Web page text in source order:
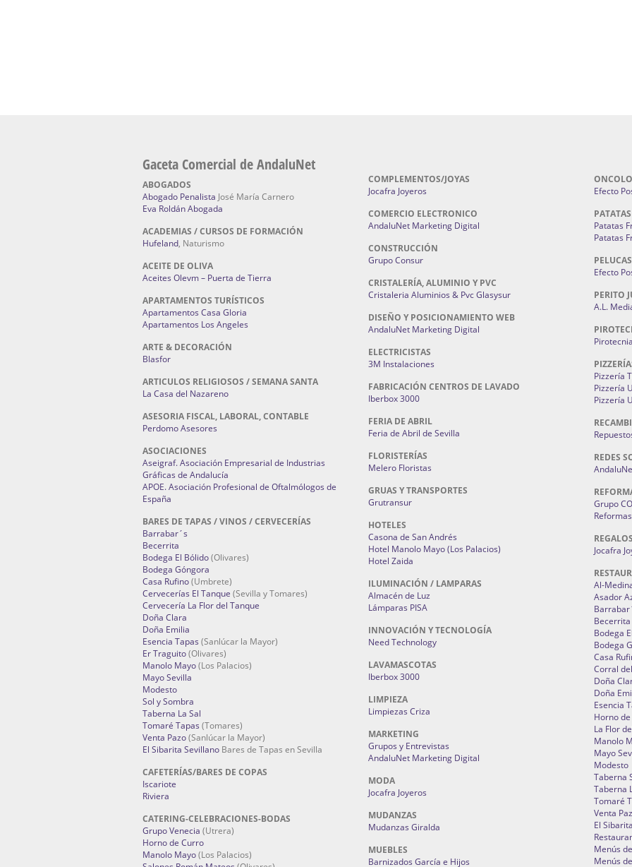
Gaceta Comercial de AndaluNet
ABOGADOS
Abogado Penalista José María Carnero
Eva Roldán Abogada
ACADEMIAS / CURSOS DE FORMACIÓN
Hufeland, Naturismo
ACEITE DE OLIVA
Aceites Olevm – Puerta de Tierra
APARTAMENTOS TURÍSTICOS
Apartamentos Casa Gloria
Apartamentos Los Angeles
ARTE & DECORACIÓN
Blasfor
ARTICULOS RELIGIOSOS / SEMANA SANTA
La Casa del Nazareno
ASESORIA FISCAL, LABORAL, CONTABLE
Perdomo Asesores
ASOCIACIONES
Aseigraf. Asociación Empresarial de Industrias
Gráficas de Andalucía
APOE. Asociación Profesional de Oftalmólogos de
España
BARES DE TAPAS / VINOS / CERVECERÍAS
Barrabar´s
Becerrita
Bodega El Bólido(Olivares)
Bodega Góngora
Casa Rufino(Umbrete)
Cervecerías El Tanque (Sevilla y Tomares)
Cervecería La Flor del Tanque
Doña Clara
Doña Emilia
Esencia Tapas (Sanlúcar la Mayor)
Er Traguito(Olivares)
Manolo Mayo(Los Palacios)
Mayo Sevilla
Modesto
Sol y Sombra
Taberna La Sal
Tomaré Tapas (Tomares)
Venta Pazo(Sanlúcar la Mayor)
El Sibarita Sevillano Bares de Tapas en Sevilla
CAFETERÍAS/BARES DE COPAS
Iscariote
Riviera
CATERING-CELEBRACIONES-BODAS
Grupo Venecia (Utrera)
Horno de Curro
Manolo Mayo(Los Palacios)
COMPLEMENTOS/JOYAS
Jocafra Joyeros
COMERCIO ELECTRONICO
AndaluNet Marketing Digital
CONSTRUCCIÓN
Grupo Consur
CRISTALERÍA, ALUMINIO Y PVC
Cristaleria Aluminios & Pvc Glasysur
DISEÑO Y POSICIONAMIENTO WEB
AndaluNet Marketing Digital
ELECTRICISTAS
3M Instalaciones
FABRICACIÓN CENTROS DE LAVADO
Iberbox 3000
FERIA DE ABRIL
Feria de Abril de Sevilla
FLORISTERÍAS
Melero Floristas
GRUAS Y TRANSPORTES
Grutransur
HOTELES
Casona de San Andrés
Hotel Manolo Mayo (Los Palacios)
Hotel Zaida
ILUMINACIÓN / LAMPARAS
Almacén de Luz
Lámparas PISA
INNOVACIÓN Y TECNOLOGÍA
Need Technology
LAVAMASCOTAS
Iberbox 3000
LIMPIEZA
Limpiezas Criza
MARKETING
Grupos y Entrevistas
AndaluNet Marketing Digital
MODA
Jocafra Joyeros
MUDANZAS
Mudanzas Giralda
MUEBLES
Barnizados García e Hijos
Efecto
Patatas
Patatas
PELUCAS
Efecto
PERITO
A.L.
Pizzería
Pizzería
Pizzería
REDES
Grupo
Jocafra
Al-
Asador
Becerrita
Bodega
Bodega
Casa
Corral
Doña
Doña
Esencia
Horno
La Flor
Manolo
Mayo
Modesto
Taberna
Taberna
Tomaré
Venta
El
Menús
Menús